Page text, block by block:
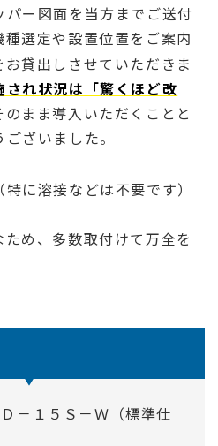
ー図面を当方までご送付
選定や設置位置をご案内
お貸出しさせていただきま
され状況は「驚くほど改
のまま導入いただくことと
ざいました。
に溶接などは不要です）
め、多数取付けて万全を
－１５Ｓ－Ｗ（標準仕